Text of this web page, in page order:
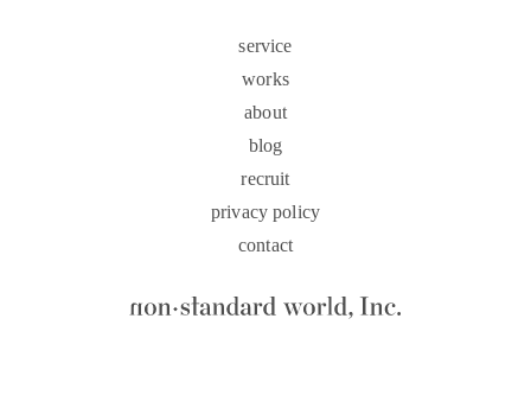
service
works
about
blog
recruit
privacy policy
contact